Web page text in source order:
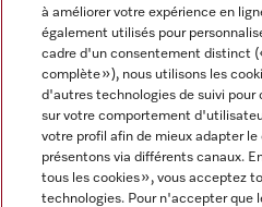
FRANÇAIS
Miele sur Youtube
à améliorer votre expérience en
également utilisés pour
cadre d'un consentement distinct
complète »), nous utilisons les
d'autres technologies de suivi
sur votre comportement
votre profil afin de mieux adapter
présentons via différents canaux.
tous les cookies », vous acceptez
technologies. Pour n'accepter que